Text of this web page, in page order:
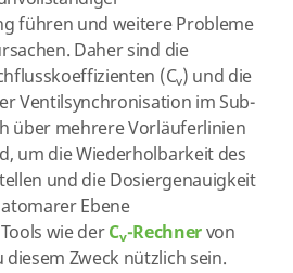
führen und weitere Probleme
Daher sind die
(Cv) und die
Ventilsynchronisation im Sub-
über mehrere Vorläuferlinien
um die Wiederholbarkeit des
und die Dosiergenauigkeit
Ebene
wie derCv-Rechnervon
Zweck nützlich sein.